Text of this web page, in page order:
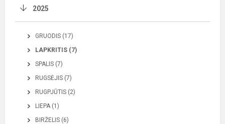
2025
GRUODIS (17)
LAPKRITIS (7)
SPALIS (7)
RUGSĖJIS (7)
RUGPJŪTIS (2)
LIEPA (1)
BIRŽELIS (6)